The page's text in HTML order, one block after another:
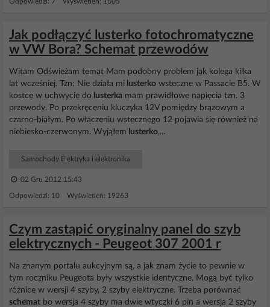
Jak podłączyć lusterko fotochromatyczne
w VW Bora? Schemat przewodów
Witam Odświeżam temat Mam podobny problem jak kolega kilka
lat wcześniej. Tzn: Nie działa mi lusterko wsteczne w Passacie B5. W
kostce w uchwycie do lusterka mam prawidłowe napięcia tzn. 3
przewody. Po przekręceniu kluczyka 12V pomiędzy brązowym a
czarno-białym. Po włączeniu wstecznego 12 pojawia się również na
niebiesko-czerwonym. Wyjąłem lusterko,...
Samochody Elektryka i elektronika
02 Gru 2012 15:43
Odpowiedzi: 10 Wyświetleń: 19263
Czym zastąpić oryginalny panel do szyb
elektrycznych - Peugeot 307 2001 r
Na znanym portalu aukcyjnym są, a jak znam życie to pewnie w
tym roczniku Peugeota były wszystkie identyczne. Mogą być tylko
różnice w wersji 4 szyby, 2 szyby elektryczne. Trzeba porównać
schemat bo wersja 4 szyby ma dwie wtyczki 6 pin a wersja 2 szyby